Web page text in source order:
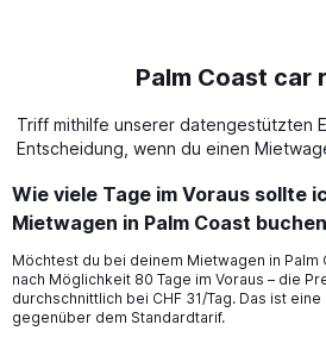
Palm Coast car
Triff mithilfe unserer datengestützten
Entscheidung, wenn du einen
Wie viele Tage im Voraus sollte
Mietwagen in Palm Coast
Möchtest du bei deinem Mietwagen in Palm
nach Möglichkeit 80 Tage im Voraus – die
durchschnittlich bei CHF 31/Tag. Das ist eine
gegenüber dem Standardtarif.